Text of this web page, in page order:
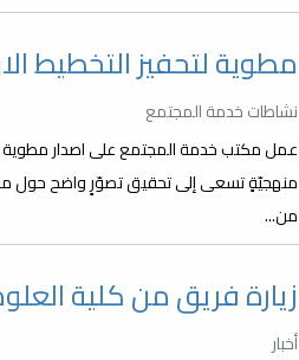
مطوية لتحفيز التخطيط
نشاطات خدمة المجتمع
عمل مكتب خدمة المجتمع على اصدار مطوية
منهجيّةٍ تسعى إلى تحقيق تصوّرٍ واضح حول
من...
زيارة فريق من كلية
أخبار